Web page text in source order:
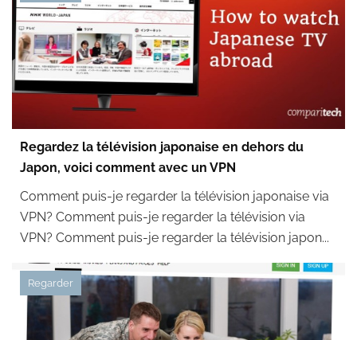
Regardez la télévision japonaise en dehors du
Japon, voici comment avec un VPN
Comment puis-je regarder la télévision japonaise via
VPN? Comment puis-je regarder la télévision via
VPN? Comment puis-je regarder la télévision japon...
Regarder